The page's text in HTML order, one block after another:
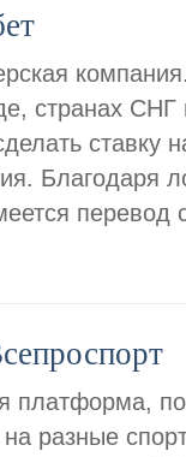
странах
ставку
Благодаря
перевод
платформа,
разные